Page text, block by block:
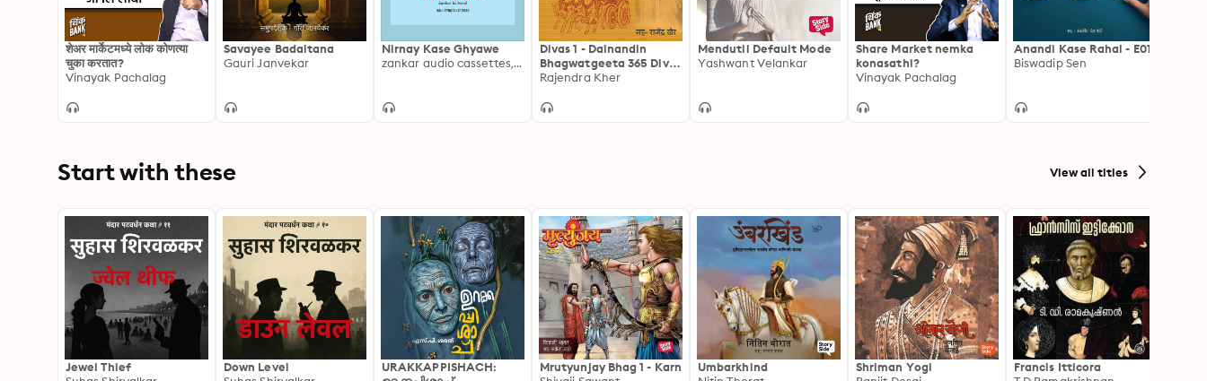
शेअर मार्केटमध्ये लोक कोणत्या
चुका करतात?
Vinayak Pachalag
Savayee Badaltana
Gauri Janvekar
Nirnay Kase Ghyawe
zankar audio cassettes, Dr. Aruna Tijare
Divas 1 - Dainandin
Bhagwatgeeta 365 Divas
Roj Nirupan
Rajendra Kher
Mendutil Default Mode
Yashwant Velankar
Share Market nemka
konasathi?
Vinayak Pachalag
Anandi Kase Rahal - E01
Biswadip Sen
Start with these View all titles
Jewel Thief
Down Level
URAKKAPPISHACH:
Mrutyunjay Bhag 1 - Karn
Umbarkhind
Shriman Yogi
Francis Itticora